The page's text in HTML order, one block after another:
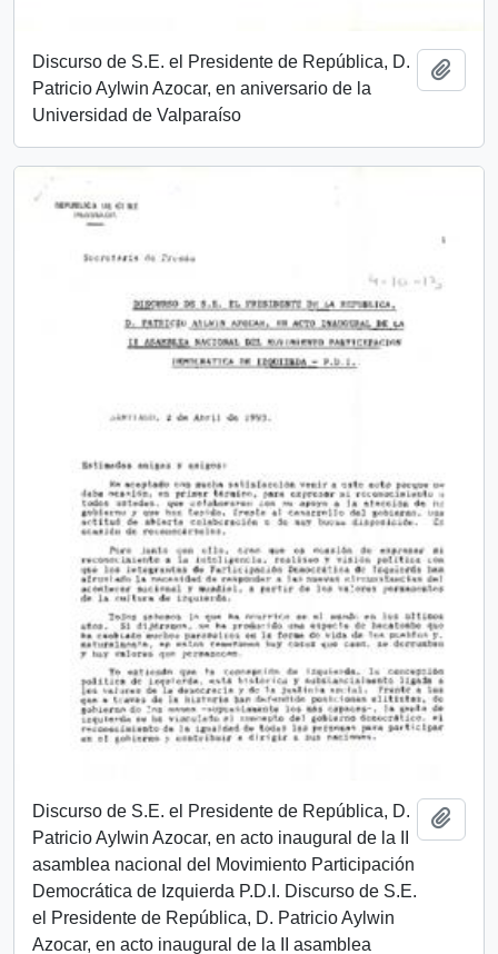
Discurso de S.E. el Presidente de República, D.
Patricio Aylwin Azocar, en aniversario de la
Universidad de Valparaíso
Discurso de S.E. el Presidente de República, D.
Patricio Aylwin Azocar, en acto inaugural de la II
asamblea nacional del Movimiento Participación
Democrática de Izquierda P.D.I. Discurso de S.E.
el Presidente de República, D. Patricio Aylwin
Azocar, en acto inaugural de la II asamblea